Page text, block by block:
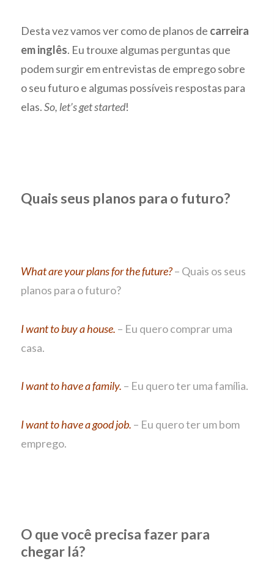
Desta vez vamos ver como de planos de carreira
em inglês. Eu trouxe algumas perguntas que
podem surgir em entrevistas de emprego sobre
o seu futuro e algumas possíveis respostas para
elas.So, let’s get started!
Quais seus planos para o futuro?
What are your plans for the future?– Quais os seus
planos para o futuro?
I want to buy a house. – Eu quero comprar uma
casa.
I want to have a family. – Eu quero ter uma família.
I want to have a good job. – Eu quero ter um bom
emprego.
O que você precisa fazer para
chegar lá?